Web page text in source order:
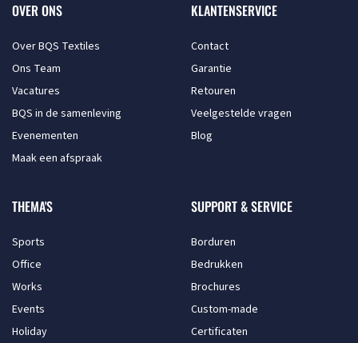
OVER ONS
Over BQS Textiles
Ons Team
Vacatures
BQS in de samenleving
Evenementen
Maak een afspraak
KLANTENSERVICE
Contact
Garantie
Retouren
Veelgestelde vragen
Blog
THEMA'S
Sports
Office
Works
Events
Holiday
SUPPORT & SERVICE
Borduren
Bedrukken
Brochures
Custom-made
Certificaten